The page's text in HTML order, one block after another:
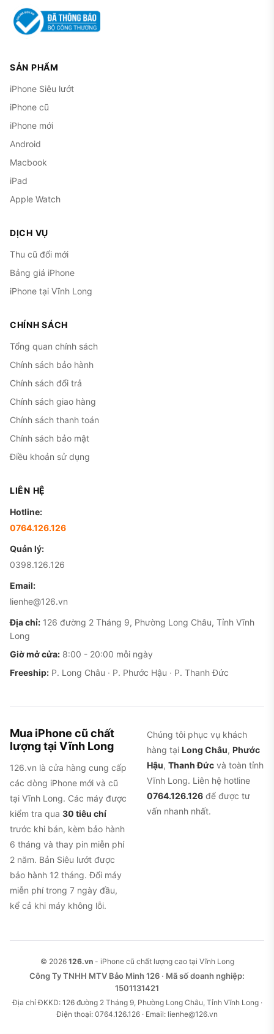
SẢN PHẨM
iPhone Siêu lướt
iPhone cũ
iPhone mới
Android
Macbook
iPad
Apple Watch
DỊCH VỤ
Thu cũ đổi mới
Bảng giá iPhone
iPhone tại Vĩnh Long
CHÍNH SÁCH
Tổng quan chính sách
Chính sách bảo hành
Chính sách đổi trả
Chính sách giao hàng
Chính sách thanh toán
Chính sách bảo mật
Điều khoản sử dụng
LIÊN HỆ
Hotline:
0764.126.126
Quản lý:
0398.126.126
Email:
lienhe@126.vn
Địa chỉ: 126 đường 2 Tháng 9, Phường Long Châu, Tỉnh Vĩnh
Long
Giờ mở cửa: 8:00 - 20:00 mỗi ngày
Freeship: P. Long Châu · P. Phước Hậu · P. Thanh Đức
Mua iPhone cũ chất
lượng tại Vĩnh Long
126.vn là cửa hàng cung cấp
các dòng iPhone mới và cũ
tại Vĩnh Long. Các máy được
kiểm tra qua 30 tiêu chí
trước khi bán, kèm bảo hành
6 tháng và thay pin miễn phí
2 năm. Bản Siêu lướt được
bảo hành 12 tháng. Đổi máy
miễn phí trong 7 ngày đầu,
kể cả khi máy không lỗi.
Chúng tôi phục vụ khách
hàng tại Long Châu, Phước
Hậu, Thanh Đức và toàn tỉnh
Vĩnh Long. Liên hệ hotline
0764.126.126 để được tư
vấn nhanh nhất.
© 2026 126.vn- iPhone cũ chất lượng cao tại Vĩnh Long
Công Ty TNHH MTV Bảo Minh 126 · Mã số doanh nghiệp:
1501131421
Địa chỉ ĐKKD: 126 đường 2 Tháng 9, Phường Long Châu, Tỉnh Vĩnh Long ·
Điện thoại: 0764.126.126 · Email: lienhe@126.vn